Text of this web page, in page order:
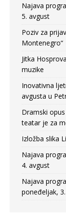
Najava
5. avgust
Poziv za
Montenegro“
Jitka
muzike
Inovativna
avgusta u
Dramski
teatar je za
Izložba slika
Najava
4. avgust
Najava
poneđeljak,